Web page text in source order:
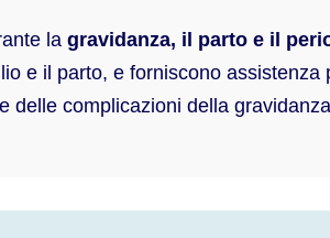
la gravidanza, il parto e il
e il parto, e forniscono
delle complicazioni della